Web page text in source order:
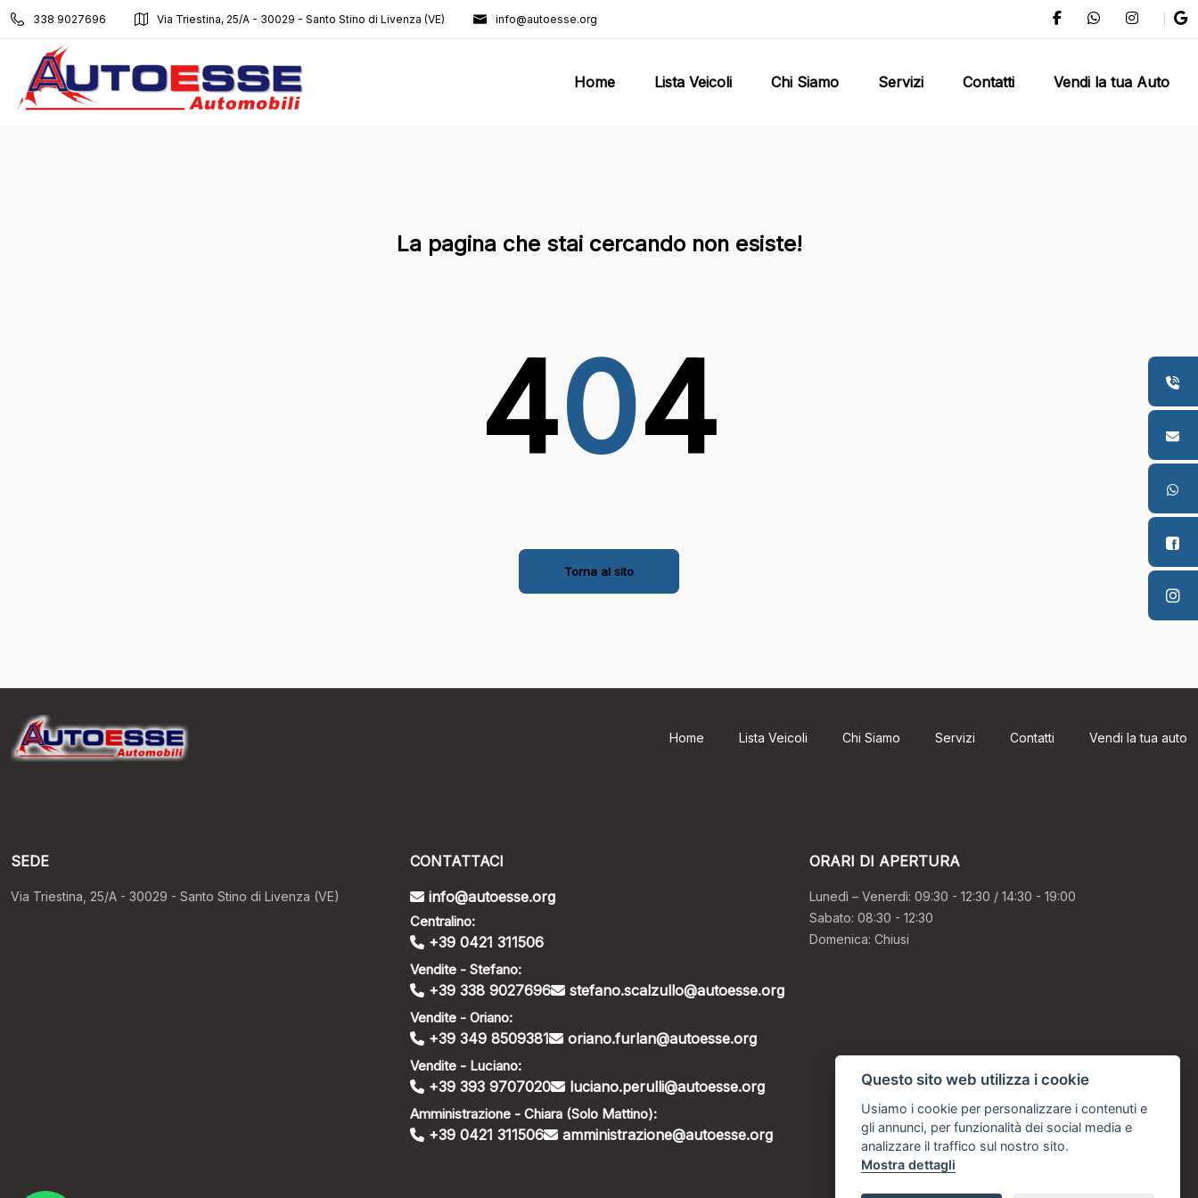
338 9027696 Via Triestina, 25/A - 30029 - Santo Stino di Livenza (VE) info@autoesse.org
Questo sito web utilizza i cookie
Usiamo i cookie per personalizzare i contenuti e
gli annunci, per funzionalità dei social media e
analizzare il traffico sul nostro sito.
Mostra dettagli
Home Lista Veicoli Chi Siamo Servizi Contatti Vendi la tua Auto
La pagina che stai cercando non esiste!
404
Torna al sito
Home Lista Veicoli Chi Siamo Servizi Contatti Vendi la tua auto
SEDE
Via Triestina, 25/A - 30029 - Santo Stino di Livenza (VE)
CONTATTACI
info@autoesse.org
Centralino:
+39 0421 311506
Vendite - Stefano:
+39 338 9027696 stefano.scalzullo@autoesse.org
Vendite - Oriano:
+39 349 8509381 oriano.furlan@autoesse.org
Vendite - Luciano:
+39 393 9707020 luciano.perulli@autoesse.org
Amministrazione - Chiara (Solo Mattino):
+39 0421 311506 amministrazione@autoesse.org
ORARI DI APERTURA
Lunedì – Venerdì: 09:30 - 12:30 / 14:30 - 19:00
Sabato: 08:30 - 12:30
Domenica: Chiusi